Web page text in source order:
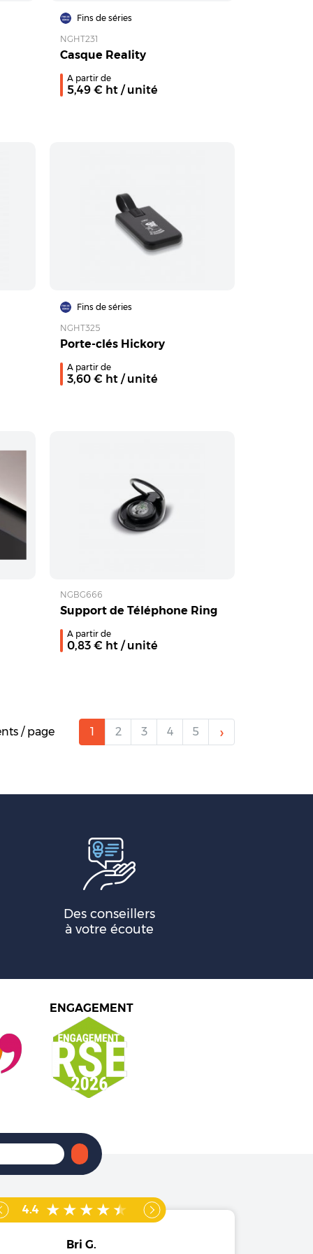
Fins de séries
NGHT231
Casque Reality
A partir de
5,49 € ht / unité
Fins de séries
NGHT325
Porte-clés Hickory
A partir de
3,60 € ht / unité
NGBG666
Support de Téléphone Ring
A partir de
0,83 € ht / unité
/ page 1 2 3 4 5 ›
Des conseillers
à votre écoute
ENGAGEMENT
4.4
Bri G.